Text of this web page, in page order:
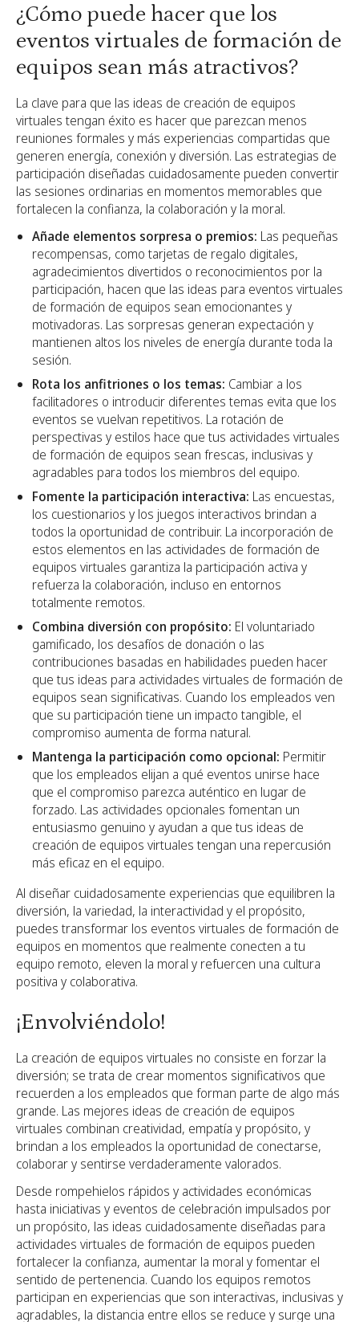
¿Cómo puede hacer que los
eventos virtuales de formación de
equipos sean más atractivos?
La clave para que las ideas de creación de equipos
virtuales tengan éxito es hacer que parezcan menos
reuniones formales y más experiencias compartidas que
generen energía, conexión y diversión. Las estrategias de
participación diseñadas cuidadosamente pueden convertir
las sesiones ordinarias en momentos memorables que
fortalecen la confianza, la colaboración y la moral.
Añade elementos sorpresa o premios: Las pequeñas
recompensas, como tarjetas de regalo digitales,
agradecimientos divertidos o reconocimientos por la
participación, hacen que las ideas para eventos virtuales
de formación de equipos sean emocionantes y
motivadoras. Las sorpresas generan expectación y
mantienen altos los niveles de energía durante toda la
sesión.
Rota los anfitriones o los temas: Cambiar a los
facilitadores o introducir diferentes temas evita que los
eventos se vuelvan repetitivos. La rotación de
perspectivas y estilos hace que tus actividades virtuales
de formación de equipos sean frescas, inclusivas y
agradables para todos los miembros del equipo.
Fomente la participación interactiva: Las encuestas,
los cuestionarios y los juegos interactivos brindan a
todos la oportunidad de contribuir. La incorporación de
estos elementos en las actividades de formación de
equipos virtuales garantiza la participación activa y
refuerza la colaboración, incluso en entornos
totalmente remotos.
Combina diversión con propósito: El voluntariado
gamificado, los desafíos de donación o las
contribuciones basadas en habilidades pueden hacer
que tus ideas para actividades virtuales de formación de
equipos sean significativas. Cuando los empleados ven
que su participación tiene un impacto tangible, el
compromiso aumenta de forma natural.
Mantenga la participación como opcional: Permitir
que los empleados elijan a qué eventos unirse hace
que el compromiso parezca auténtico en lugar de
forzado. Las actividades opcionales fomentan un
entusiasmo genuino y ayudan a que tus ideas de
creación de equipos virtuales tengan una repercusión
más eficaz en el equipo.
Al diseñar cuidadosamente experiencias que equilibren la
diversión, la variedad, la interactividad y el propósito,
puedes transformar los eventos virtuales de formación de
equipos en momentos que realmente conecten a tu
equipo remoto, eleven la moral y refuercen una cultura
positiva y colaborativa.
¡Envolviéndolo!
La creación de equipos virtuales no consiste en forzar la
diversión; se trata de crear momentos significativos que
recuerden a los empleados que forman parte de algo más
grande. Las mejores ideas de creación de equipos
virtuales combinan creatividad, empatía y propósito, y
brindan a los empleados la oportunidad de conectarse,
colaborar y sentirse verdaderamente valorados.
Desde rompehielos rápidos y actividades económicas
hasta iniciativas y eventos de celebración impulsados por
un propósito, las ideas cuidadosamente diseñadas para
actividades virtuales de formación de equipos pueden
fortalecer la confianza, aumentar la moral y fomentar el
sentido de pertenencia. Cuando los equipos remotos
participan en experiencias que son interactivas, inclusivas y
agradables, la distancia entre ellos se reduce y surge una